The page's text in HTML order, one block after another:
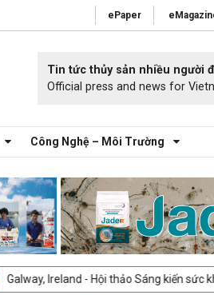
ePaper
Tin tức thủy sản nhiều người
Official press and news for
Công Nghệ – Môi Trường
Sáng kiến sức khỏe mang cá 2025 -